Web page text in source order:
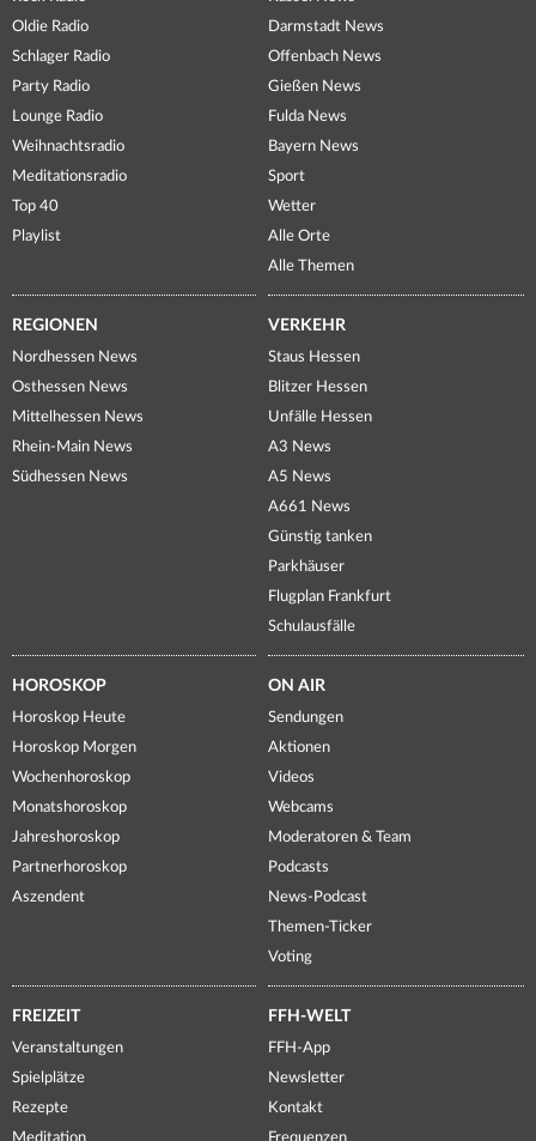
Oldie Radio
Schlager Radio
Party Radio
Lounge Radio
Weihnachtsradio
Meditationsradio
Top 40
Playlist
Darmstadt News
Offenbach News
Gießen News
Fulda News
Bayern News
Sport
Wetter
Alle Orte
Alle Themen
REGIONEN
Nordhessen News
Osthessen News
Mittelhessen News
Rhein-Main News
Südhessen News
VERKEHR
Staus Hessen
Blitzer Hessen
Unfälle Hessen
A3 News
A5 News
A661 News
Günstig tanken
Parkhäuser
Flugplan Frankfurt
Schulausfälle
HOROSKOP
Horoskop Heute
Horoskop Morgen
Wochenhoroskop
Monatshoroskop
Jahreshoroskop
Partnerhoroskop
Aszendent
ON AIR
Sendungen
Aktionen
Videos
Webcams
Moderatoren & Team
Podcasts
News-Podcast
Themen-Ticker
Voting
FREIZEIT
Veranstaltungen
Spielplätze
Rezepte
Meditation
FFH-WELT
FFH-App
Newsletter
Kontakt
Frequenzen